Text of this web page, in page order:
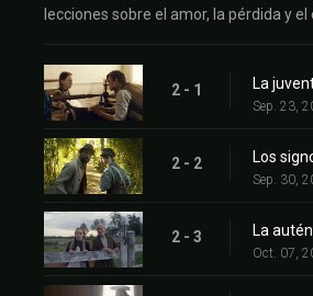
lecciones sobre el amor, la pérdida y
2 - 1
Sep. 23,
2 - 2
Sep. 30,
2 - 3 La
Oct. 07,